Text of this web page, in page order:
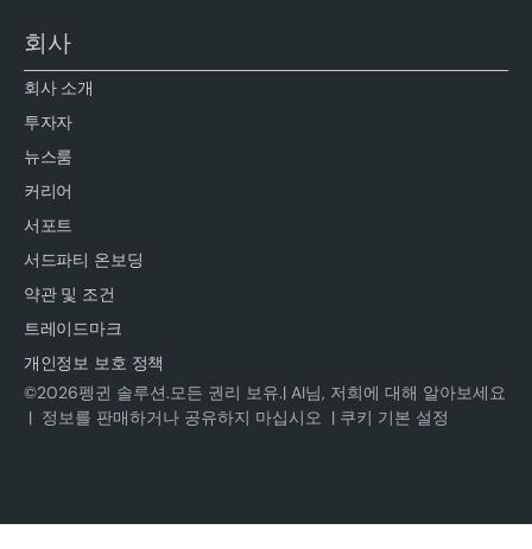
회사
회사 소개
투자자
뉴스룸
커리어
서포트
서드파티 온보딩
약관 및 조건
트레이드마크
개인정보 보호 정책
©2026펭귄 솔루션.모든 권리 보유.|AI님, 저희에 대해 알아보세요
| 정보를 판매하거나 공유하지 마십시오 | 쿠키 기본 설정